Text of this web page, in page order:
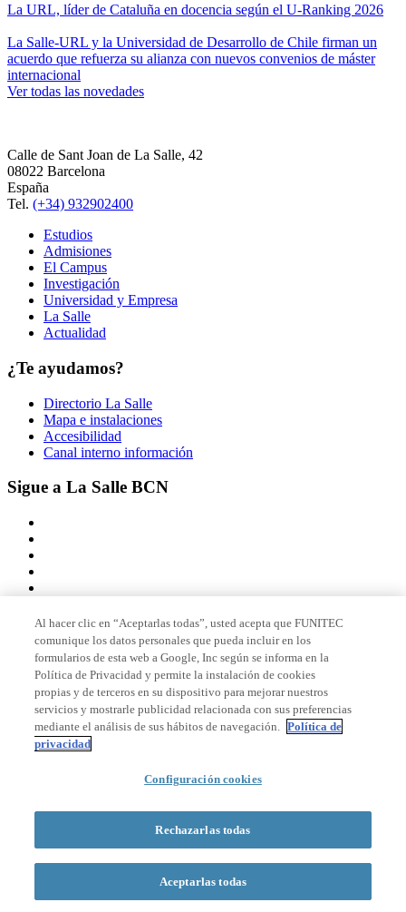
La URL, líder de Cataluña en docencia según el U-Ranking 2026
La Salle-URL y la Universidad de Desarrollo de Chile firman un
acuerdo que refuerza su alianza con nuevos convenios de máster
internacional
Ver todas las novedades
Calle de Sant Joan de La Salle, 42
08022 Barcelona
España
Tel. (+34) 932902400
Estudios
Admisiones
El Campus
Investigación
Universidad y Empresa
La Salle
Actualidad
¿Te ayudamos?
Directorio La Salle
Mapa e instalaciones
Accesibilidad
Canal interno información
Sigue a La Salle BCN
Miembro de
Acreditaciones
© 2026 La Salle Campus Barcelona - URL |
Formulario de búsqueda
Al hacer clic en “Aceptarlas todas”, usted acepta que FUNITEC
comunique los datos personales que pueda incluir en los
formularios de esta web a Google, Inc según se informa en la
Política de Privacidad y permite la instalación de cookies
propias y de terceros en su dispositivo para mejorar nuestros
servicios y mostrarle publicidad relacionada con sus preferencias
mediante el análisis de sus hábitos de navegación. Política de
privacidad
Configuración cookies
Rechazarlas todas
Aceptarlas todas